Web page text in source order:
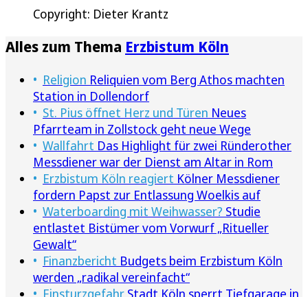
Copyright: Dieter Krantz
Alles zum Thema Erzbistum Köln
Religion Reliquien vom Berg Athos machten
Station in Dollendorf
St. Pius öffnet Herz und Türen Neues
Pfarrteam in Zollstock geht neue Wege
Wallfahrt Das Highlight für zwei Ründerother
Messdiener war der Dienst am Altar in Rom
Erzbistum Köln reagiert Kölner Messdiener
fordern Papst zur Entlassung Woelkis auf
Waterboarding mit Weihwasser? Studie
entlastet Bistümer vom Vorwurf „Ritueller
Gewalt“
Finanzbericht Budgets beim Erzbistum Köln
werden „radikal vereinfacht“
Einsturzgefahr Stadt Köln sperrt Tiefgarage in